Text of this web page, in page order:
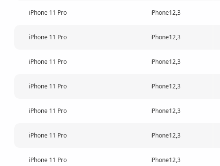
iPhone 11 Pro iPhone12,3
iPhone 11 Pro iPhone12,3
iPhone 11 Pro iPhone12,3
iPhone 11 Pro iPhone12,3
iPhone 11 Pro iPhone12,3
iPhone 11 Pro iPhone12,3
iPhone 11 Pro iPhone12,3